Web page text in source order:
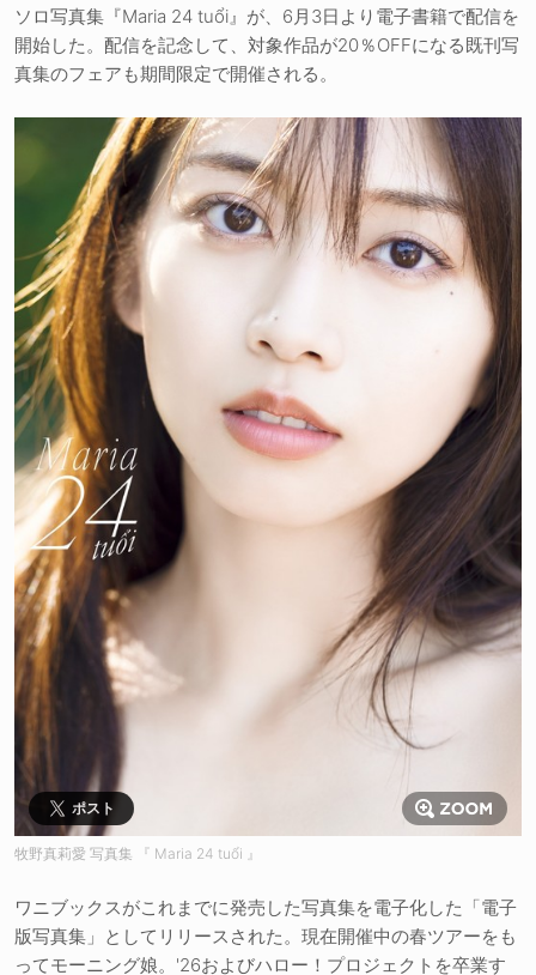
ソロ写真集『Maria 24 tuổi』が、6月3日より電子書籍で配信を
開始した。配信を記念して、対象作品が20％OFFになる既刊写
真集のフェアも期間限定で開催される。
ポスト
牧野真莉愛 写真集 『 Maria 24 tuổi 』
ワニブックスがこれまでに発売した写真集を電子化した「電子
版写真集」としてリリースされた。現在開催中の春ツアーをも
ってモーニング娘。'26およびハロー！プロジェクトを卒業す